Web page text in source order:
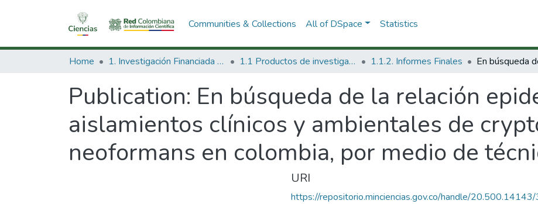
Communities & Collections All of DSpace Statistics
Home 1. Investigación Financiada con Recursos Públicos 1.1 Productos de investigación 1.1.2. Informes Finales
Publication: En búsqueda de la relación
aislamientos clínicos y ambientales de
neoformans en colombia, por medio de
URI
https://repositorio.minciencias.gov.co/handle/